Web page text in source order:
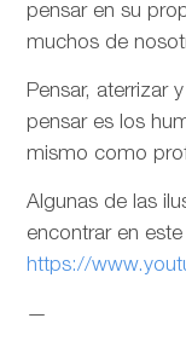
pensar en su
muchos de
Pensar, aterrizar
pensar es los
mismo como
Algunas de las
encontrar en
https://
—